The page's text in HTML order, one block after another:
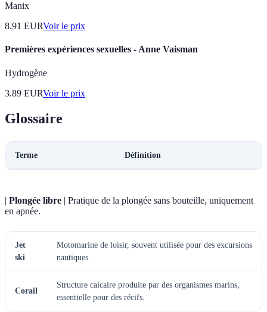
Manix
8.91 EURVoir le prix
Premières expériences sexuelles - Anne Vaisman
Hydrogène
3.89 EURVoir le prix
Glossaire
Terme Définition
| Plongée libre | Pratique de la plongée sans bouteille, uniquement
en apnée.
Jet
ski
Motomarine de loisir, souvent utilisée pour des excursions
nautiques.
Corail
Structure calcaire produite par des organismes marins,
essentielle pour des récifs.